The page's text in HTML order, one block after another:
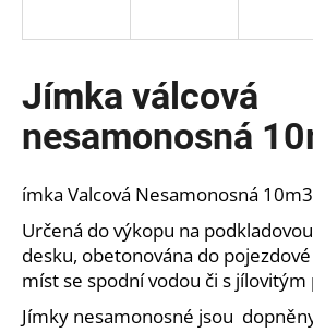
Jímka válcová
nesamonosná
ímka Valcová Nesamonosná 10m3
Určená do výkopu na
desku, obetonována do
míst se spodní vodou či s
Jímky nesamonosné jsou
t
?
HLEDAT